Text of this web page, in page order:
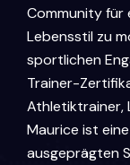
Community für
Lebensstil zu
sportlichen
Trainer-
Athletiktrainer,
Maurice ist
ausgeprägten